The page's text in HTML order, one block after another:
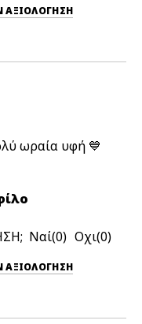
ΑΥΤΉΝ ΤΗΝ ΑΞΙΟΛΟΓΗΣΗ
ωραία υφή 💙
0 0
ΑΥΤΉΝ ΤΗΝ ΑΞΙΟΛΟΓΗΣΗ